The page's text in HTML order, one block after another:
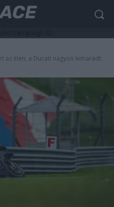
az élen, a Ducati nagyon lemaradt